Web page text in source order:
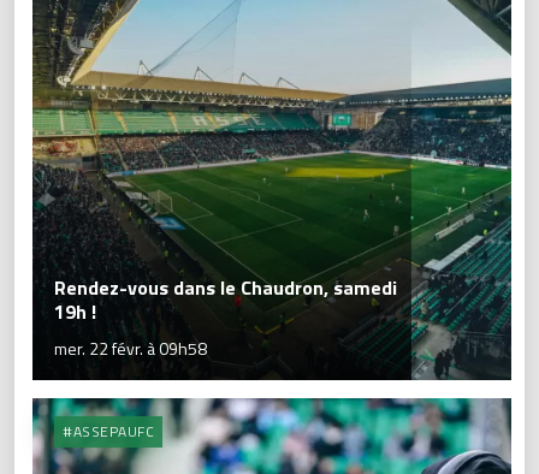
Rendez-vous dans le Chaudron, samedi
19h !
mer. 22 févr. à 09h58
#ASSEPAUFC